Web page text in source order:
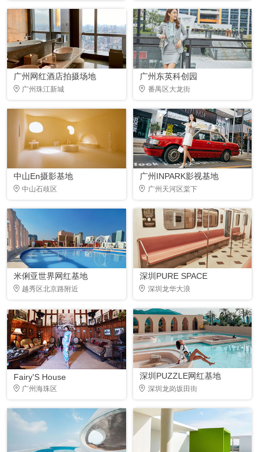
广州网红酒店拍摄场地
广州珠江新城
广州东英科创园
番禺区大龙街
中山En摄影基地
中山石歧区
广州INPARK影视基地
广州天河区棠下
米俐亚世界网红基地
越秀区北京路附近
深圳PURE SPACE
深圳龙华大浪
Fairy'S House
广州海珠区
深圳PUZZLE网红基地
深圳龙岗坂田街